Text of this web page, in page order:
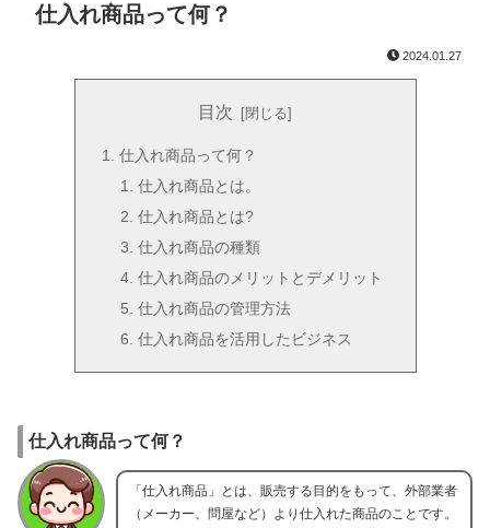
仕入れ商品って何？
2024.01.27
目次
仕入れ商品って何？
仕入れ商品とは。
仕入れ商品とは?
仕入れ商品の種類
仕入れ商品のメリットとデメリット
仕入れ商品の管理方法
仕入れ商品を活用したビジネス
仕入れ商品って何？
「仕入れ商品」とは、販売する目的をもって、外部業者
（メーカー、問屋など）より仕入れた商品のことです。